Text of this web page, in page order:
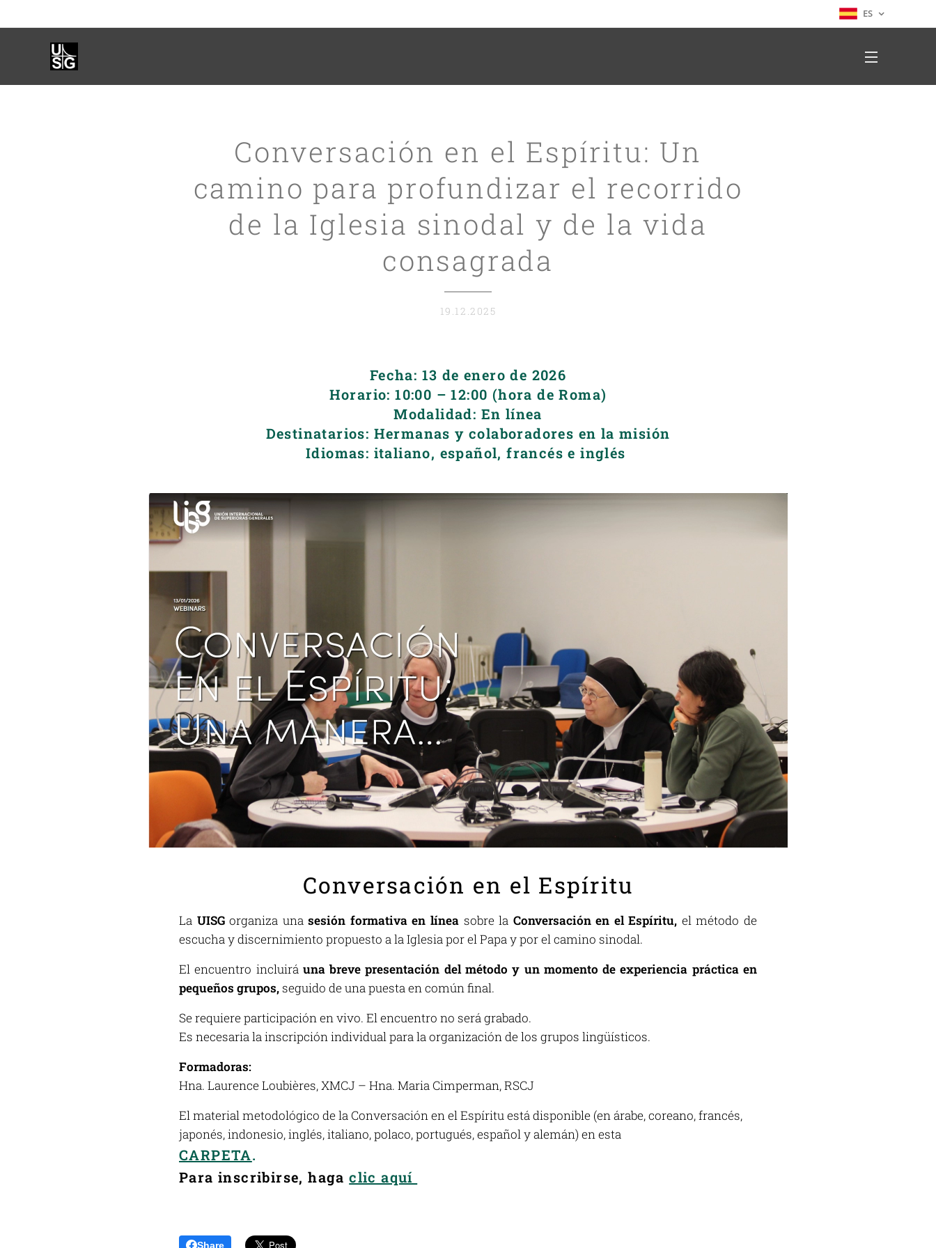
ES
Conversación en el Espíritu: Un
camino para profundizar el recorrido
de la Iglesia sinodal y de la vida
consagrada
19.12.2025
Fecha: 13 de enero de 2026
Horario: 10:00 – 12:00 (hora de Roma)
Modalidad: En línea
Destinatarios: Hermanas y colaboradores en la misión
Idiomas: italiano, español, francés e inglés
Conversación en el Espíritu
La UISGorganiza unasesión formativa en líneasobre la Conversación en el Espíritu, el método de
escucha y discernimiento propuesto a la Iglesia por el Papa y por el camino sinodal.
El encuentro incluirá una breve presentación del método y un momento de experiencia práctica en
pequeños grupos,seguido de una puesta en común final.
Se requiere participación en vivo. El encuentro no será grabado.
Es necesaria la inscripción individual para la organización de los grupos lingüísticos.
Formadoras:
Hna. Laurence Loubières, XMCJ – Hna. Maria Cimperman, RSCJ
El material metodológico de la Conversación en el Espírituestá disponible (en árabe, coreano, francés,
japonés, indonesio, inglés, italiano, polaco, portugués, español y alemán) en esta
CARPETA.
Para inscribirse, hagaclic aquí
Share